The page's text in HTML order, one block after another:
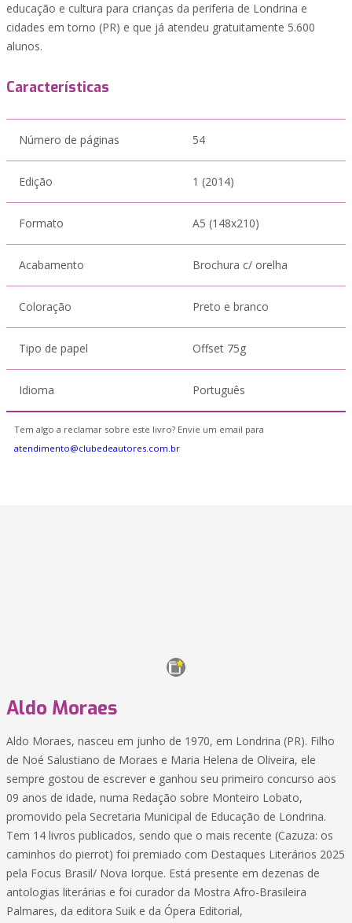
educação e cultura para crianças da periferia de Londrina e
cidades em torno (PR) e que já atendeu gratuitamente 5.600
alunos.
Características
Número de páginas 54
Edição 1 (2014)
Formato A5 (148x210)
Acabamento Brochura c/ orelha
Coloração Preto e branco
Tipo de papel Offset 75g
Idioma Português
Tem algo a reclamar sobre este livro? Envie um email para
atendimento@clubedeautores.com.br
Aldo Moraes
Aldo Moraes, nasceu em junho de 1970, em Londrina (PR). Filho
de Noé Salustiano de Moraes e Maria Helena de Oliveira, ele
sempre gostou de escrever e ganhou seu primeiro concurso aos
09 anos de idade, numa Redação sobre Monteiro Lobato,
promovido pela Secretaria Municipal de Educação de Londrina.
Tem 14 livros publicados, sendo que o mais recente (Cazuza: os
caminhos do pierrot) foi premiado com Destaques Literários 2025
pela Focus Brasil/ Nova Iorque. Está presente em dezenas de
antologias literárias e foi curador da Mostra Afro-Brasileira
Palmares, da editora Suik e da Ópera Editorial,